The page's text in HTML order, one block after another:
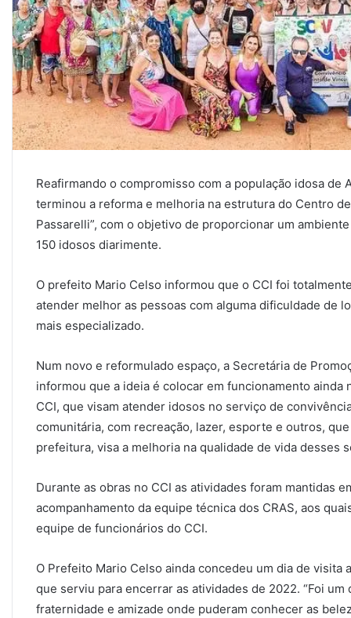
Reafirmando o compromisso com a população idosa de
terminou a reforma e melhoria na estrutura do Centro
Passarelli”, com o objetivo de proporcionar um
150 idosos diarimente.
O prefeito Mario Celso informou que o CCI foi
atender melhor as pessoas com alguma dificuldade de
mais especializado.
Num novo e reformulado espaço, a Secretária de
informou que a ideia é colocar em funcionamento
CCI, que visam atender idosos no serviço de
comunitária, com recreação, lazer, esporte e outros,
prefeitura, visa a melhoria na qualidade de vida desses
Durante as obras no CCI as atividades foram mantidas
acompanhamento da equipe técnica dos CRAS, aos
equipe de funcionários do CCI.
O Prefeito Mario Celso ainda concedeu um dia de visita
que serviu para encerrar as atividades de 2022. “Foi
fraternidade e amizade onde puderam conhecer as